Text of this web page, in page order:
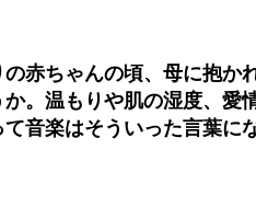
赤ちゃんの頃、母に抱か
。温もりや肌の湿度、愛
音楽はそういった言葉に